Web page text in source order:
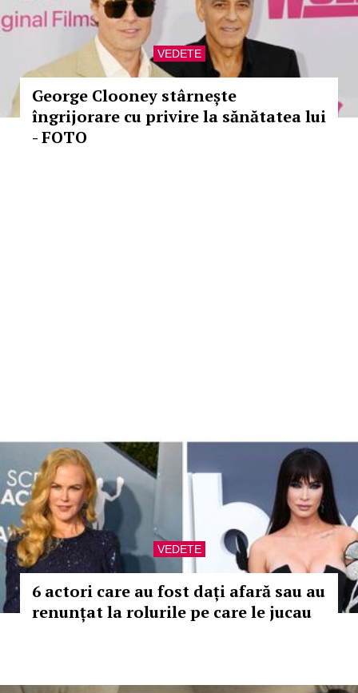
VEDETE
George Clooney stârnește
îngrijorare cu privire la sănătatea lui
- FOTO
VEDETE
6 actori care au fost dați afară sau au
renunțat la rolurile pe care le jucau